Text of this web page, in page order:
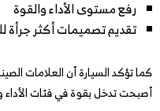
رفع مستوى الأداء والقوة
تقديم تصميمات أكثر جرأة
كما تؤكد السيارة أن العلامات
أصبحت تدخل بقوة في فئات الأداء